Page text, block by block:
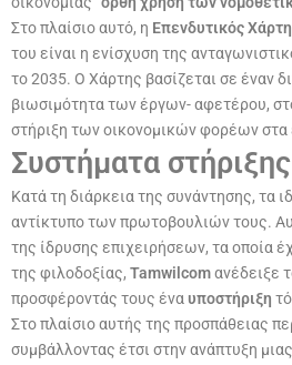
Στο πλαίσιο αυτό, η Επενδυτικός
του είναι η ενίσχυση της
το 2035. Ο Χάρτης βασίζεται σε έναν
βιωσιμότητα των έργων- αφετέρου,
στήριξη των οικονομικών φορέων στα
Συστήματα
Κατά τη διάρκεια της συνάντησης, τα
αντίκτυπο των πρωτοβουλιών τους.
της ίδρυσης επιχειρήσεων, τα οποία
της φιλοδοξίας, Tamwilcomανέδειξε
προσφέροντάς τους ένα υποστήριξη
Στο πλαίσιο αυτής της προσπάθειας
συμβάλλοντας έτσι στην ανάπτυξη